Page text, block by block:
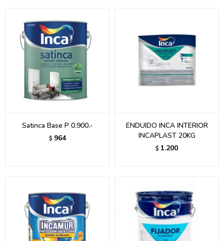
Satinca Base P 0.900.-
$ 964
ENDUIDO INCA INTERIOR
INCAPLAST 20KG
$ 1.200